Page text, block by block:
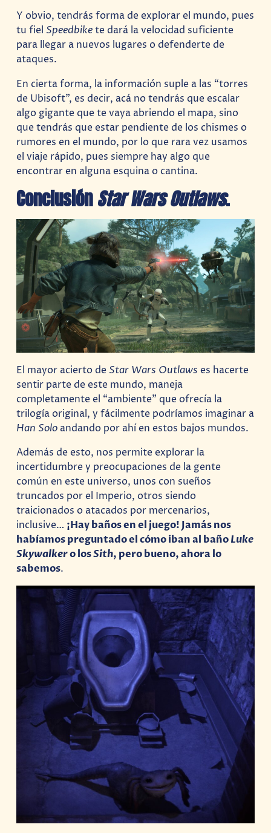
Y obvio, tendrás forma de explorar el mundo, pues
tu fiel Speedbikete dará la velocidad suficiente
para llegar a nuevos lugares o defenderte de
ataques.
En cierta forma, la información suple a las “torres
de Ubisoft”, es decir, acá no tendrás que escalar
algo gigante que te vaya abriendo el mapa, sino
que tendrás que estar pendiente de los chismes o
rumores en el mundo, por lo que rara vez usamos
el viaje rápido, pues siempre hay algo que
encontrar en alguna esquina o cantina.
ConclusiónStar Wars Outlaws.
El mayor acierto de Star Wars Outlawses hacerte
sentir parte de este mundo, maneja
completamente el “ambiente” que ofrecía la
trilogía original, y fácilmente podríamos imaginar a
Han Solo andando por ahí en estos bajos mundos.
Además de esto, nos permite explorar la
incertidumbre y preocupaciones de la gente
común en este universo, unos con sueños
truncados por el Imperio, otros siendo
traicionados o atacados por mercenarios,
inclusive… ¡Hay baños en el juego! Jamás nos
habíamos preguntado el cómo iban al bañoLuke
Skywalkero losSith, pero bueno, ahora lo
sabemos.